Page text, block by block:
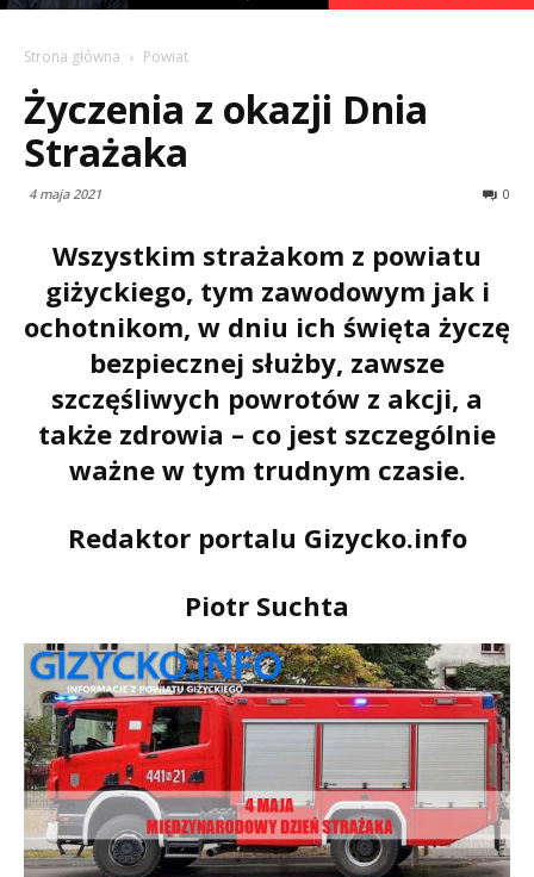
Strona główna Powiat
Życzenia z okazji Dnia
Strażaka
4 maja 2021 0
Wszystkim strażakom z powiatu
giżyckiego, tym zawodowym jak i
ochotnikom, w dniu ich święta życzę
bezpiecznej służby, zawsze
szczęśliwych powrotów z akcji, a
także zdrowia – co jest szczególnie
ważne w tym trudnym czasie.
Redaktor portalu Gizycko.info
Piotr Suchta